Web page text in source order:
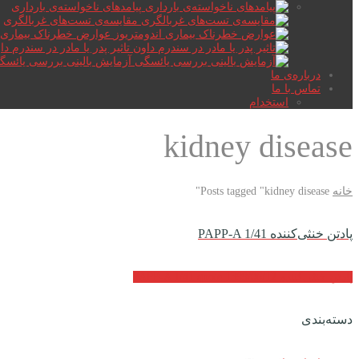
پیامدهای ناخواسته‌ی بارداری
مقایسه‌ی تست‌های غربالگری
عوارض خطرناک بیماری
تاثیر پدر یا مادر در سندرم
آزمایش بالینی بررسی
درباره‌ی ما
تماس با ما
استخدام
kidney disease
خانه Posts tagged "kidney disease"
پادتن خنثی‌کننده PAPP-A 1/41
دسته‌بندی